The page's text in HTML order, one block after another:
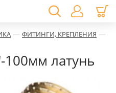
— ФИТИНГИ, КРЕПЛЕНИЯ —
латунь